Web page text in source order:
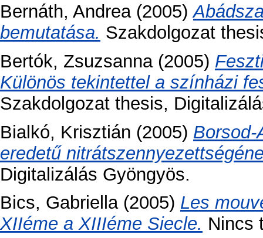
Bernáth, Andrea(2005)
bemutatása. Szakdolgozat
Bertók, Zsuzsanna(2005)
Különös tekintettel a színházi
Szakdolgozat thesis,
Bialkó, Krisztián (2005) Borsod-
eredetű
Digitalizálás Gyöngyös.
Bics, Gabriella(2005) Les
XIIéme a XIIIéme Siecle. Nincs